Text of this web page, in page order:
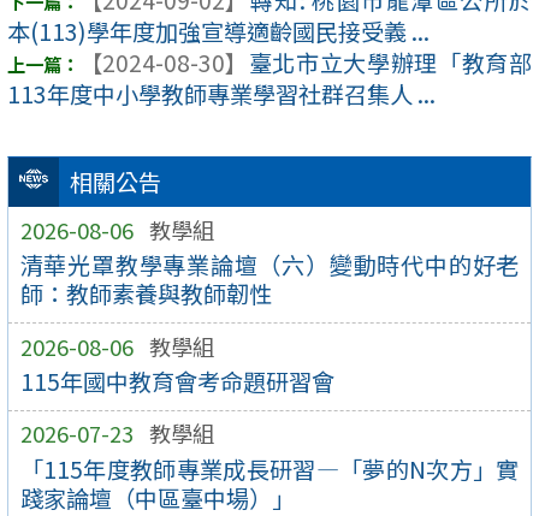
相關公告
2026-08-06 教學組
清華光罩教學專業論壇（六）變動時代中的好老
師：教師素養與教師韌性
2026-08-06 教學組
115年國中教育會考命題研習會
2026-07-23 教學組
「115年度教師專業成長研習—「夢的N次方」實
踐家論壇（中區臺中場）」
本(113)學年度加強宣導適齡國民接受義 ...
【2024-08-30】 臺北市立大學辦理「教育部
113年度中小學教師專業學習社群召集人 ...